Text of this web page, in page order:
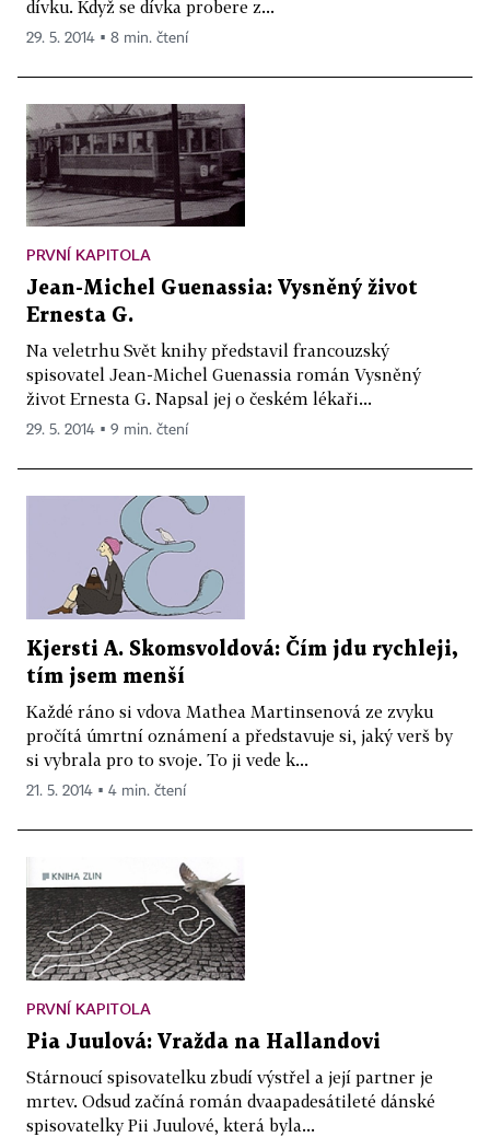
dívku. Když se dívka probere z...
29. 5. 2014 ▪ 8 min. čtení
PRVNÍ KAPITOLA
Jean-Michel Guenassia: Vysněný život
Ernesta G.
Na veletrhu Svět knihy představil francouzský
spisovatel Jean-Michel Guenassia román Vysněný
život Ernesta G. Napsal jej o českém lékaři...
29. 5. 2014 ▪ 9 min. čtení
Kjersti A. Skomsvoldová: Čím jdu rychleji,
tím jsem menší
Každé ráno si vdova Mathea Martinsenová ze zvyku
pročítá úmrtní oznámení a představuje si, jaký verš by
si vybrala pro to svoje. To ji vede k...
21. 5. 2014 ▪ 4 min. čtení
PRVNÍ KAPITOLA
Pia Juulová: Vražda na Hallandovi
Stárnoucí spisovatelku zbudí výstřel a její partner je
mrtev. Odsud začíná román dvaapadesátileté dánské
spisovatelky Pii Juulové, která byla...